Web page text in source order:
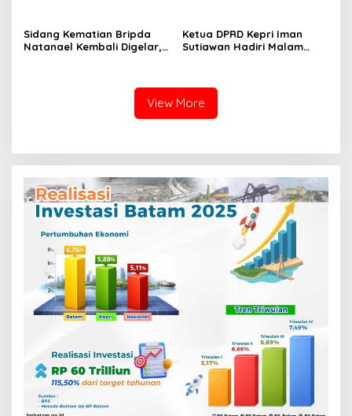
Sidang Kematian Bripda
Natanael Kembali Digelar,
Ketua DPRD Kepri Iman
Sutiawan Hadiri Malam
Semangat Persatuan
View More